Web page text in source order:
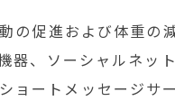
促進および体重の
、ソーシャルネッ
ョートメッセージサ